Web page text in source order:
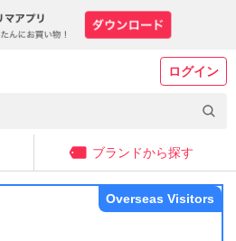
ログイン
ブランドから探す
Overseas Visitors